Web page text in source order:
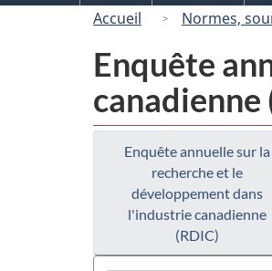
Accueil Normes,
Enquête
canadienne
Enquête annuelle sur la
recherche et le
développement dans
l'industrie canadienne
(RDIC)